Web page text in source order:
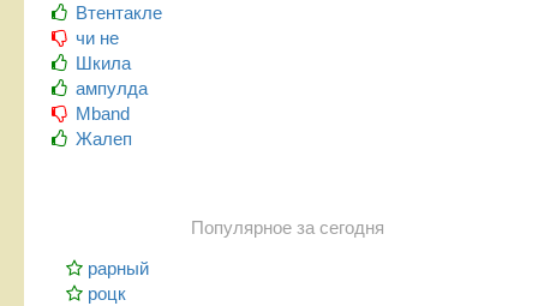
Втентакле
чи не
Шкила
ампулда
Mband
Жалеп
Популярное за сегодня
рарный
роцк